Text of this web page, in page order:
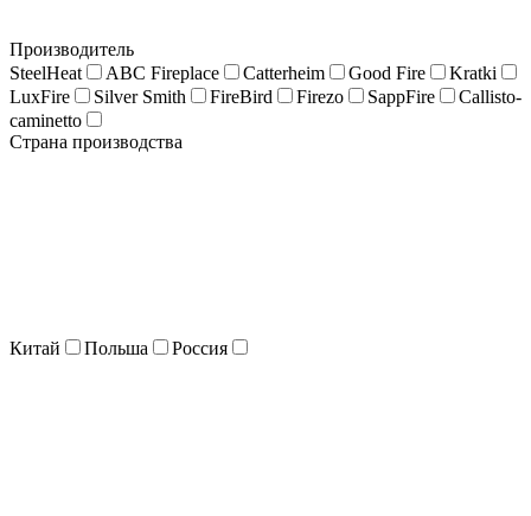
Производитель
SteelHeat
ABC Fireplace Catterheim Good Fire
Kratki
LuxFire
Silver Smith FireBird Firezo SappFire
Callisto-
caminetto
Страна производства
Китай Польша Россия